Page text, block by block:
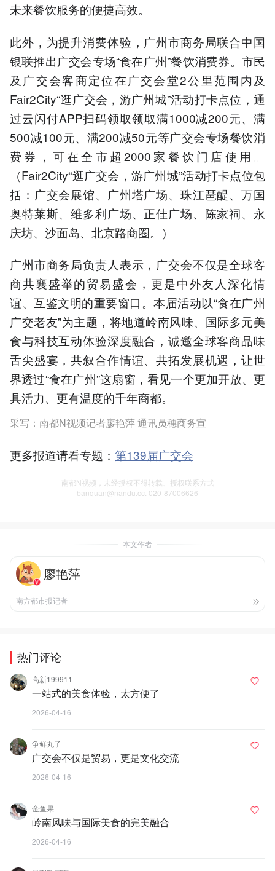
未来餐饮服务的便捷高效。
此外，为提升消费体验，广州市商务局联合中国
银联推出广交会专场“食在广州”餐饮消费券。市民
及广交会客商定位在广交会堂2公里范围内及
Fair2City“逛广交会，游广州城”活动打卡点位，通
过云闪付APP扫码领取领取满1000减200元、满
500减100元、满200减50元等广交会专场餐饮消
费券，可在全市超2000家餐饮门店使用。
（Fair2City“逛广交会，游广州城”活动打卡点位包
括：广交会展馆、广州塔广场、珠江琶醍、万国
奥特莱斯、维多利广场、正佳广场、陈家祠、永
庆坊、沙面岛、北京路商圈。）
广州市商务局负责人表示，广交会不仅是全球客
商共襄盛举的贸易盛会，更是中外友人深化情
谊、互鉴文明的重要窗口。本届活动以“食在广州
广交老友”为主题，将地道岭南风味、国际多元美
食与科技互动体验深度融合，诚邀全球客商品味
舌尖盛宴，共叙合作情谊、共拓发展机遇，让世
界透过“食在广州”这扇窗，看见一个更加开放、更
具活力、更有温度的千年商都。
采写：南都N视频记者廖艳萍 通讯员穗商务宣
更多报道请看专题： 第139届广交会
南都N视频，未经授权不得转载、授权联系方式
banquan@nandu.cc. 020-87006626
本文作者
廖艳萍
南方都市报记者
热门评论
高新199911
一站式的美食体验，太方便了
2026-04-16
争鲜丸子
广交会不仅是贸易，更是文化交流
2026-04-16
金鱼果
岭南风味与国际美食的完美融合
2026-04-16